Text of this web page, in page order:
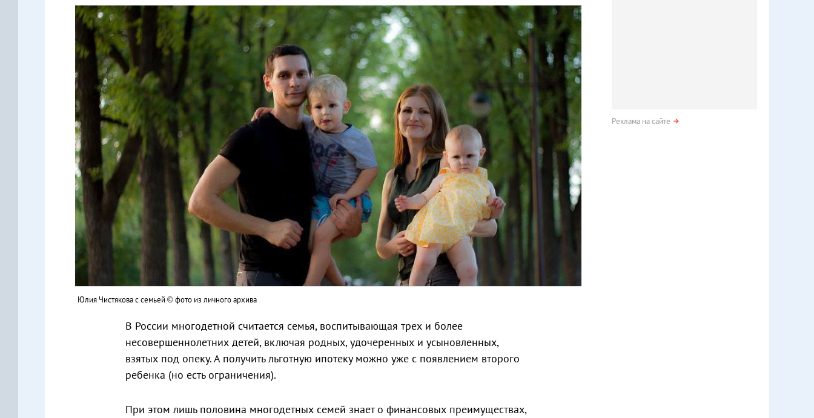
Юлия Чистякова с семьей © фото из личного архива
В России многодетной считается семья, воспитывающая трех и более
несовершеннолетних детей, включая родных, удочеренных и усыновленных,
взятых под опеку. А получить льготную ипотеку можно уже с появлением второго
ребенка (но есть ограничения).
При этом лишь половина многодетных семей знает о финансовых преимуществах,
Реклама на сайте